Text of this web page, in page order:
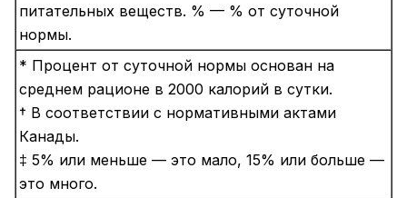
питательных веществ. % — % от суточной
нормы.
* Процент от суточной нормы основан на
среднем рационе в 2000 калорий в сутки.
† В соответствии с нормативными актами
Канады.
‡ 5% или меньше — это мало, 15% или больше —
это много.